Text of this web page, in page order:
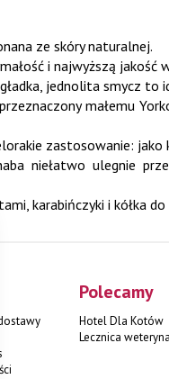
ze skóry naturalnej.
i najwyższą jakość
jednolita smycz to
małemu
zastosowanie: jako
niełatwo ulegnie
karabińczyki i kółka
Polecamy
Hotel Dla Kotów
Lecznica